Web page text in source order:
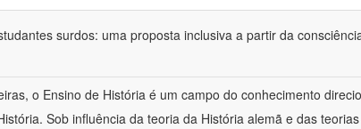
surdos: uma proposta inclusiva a partir da
o Ensino de História é um campo do conhecimento
Sob influência da teoria da História alemã e das